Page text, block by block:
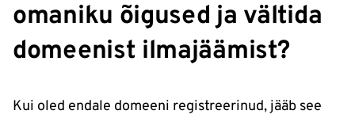
omaniku õigused ja vältida
domeenist ilmajäämist?
Kui oled endale domeeni registreerinud, jääb see